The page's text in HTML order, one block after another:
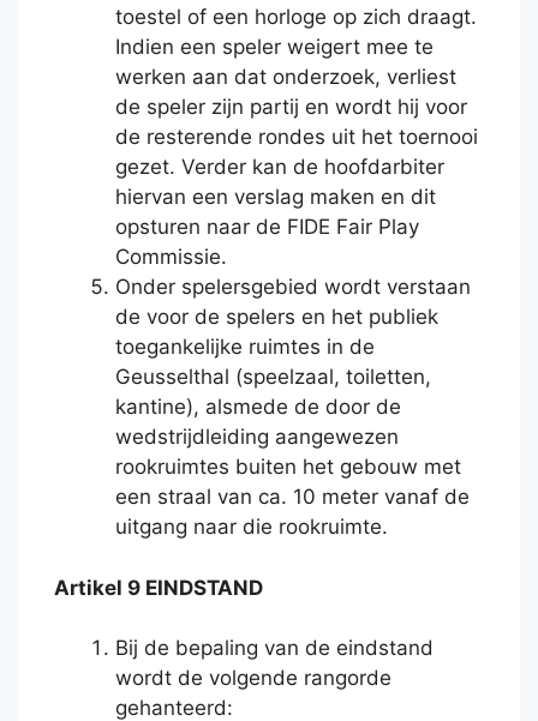
toestel of een horloge op zich draagt.
Indien een speler weigert mee te
werken aan dat onderzoek, verliest
de speler zijn partij en wordt hij voor
de resterende rondes uit het toernooi
gezet. Verder kan de hoofdarbiter
hiervan een verslag maken en dit
opsturen naar de FIDE Fair Play
Commissie.
Onder spelersgebied wordt verstaan
de voor de spelers en het publiek
toegankelijke ruimtes in de
Geusselthal (speelzaal, toiletten,
kantine), alsmede de door de
wedstrijdleiding aangewezen
rookruimtes buiten het gebouw met
een straal van ca. 10 meter vanaf de
uitgang naar die rookruimte.
Artikel 9 EINDSTAND
Bij de bepaling van de eindstand
wordt de volgende rangorde
gehanteerd: